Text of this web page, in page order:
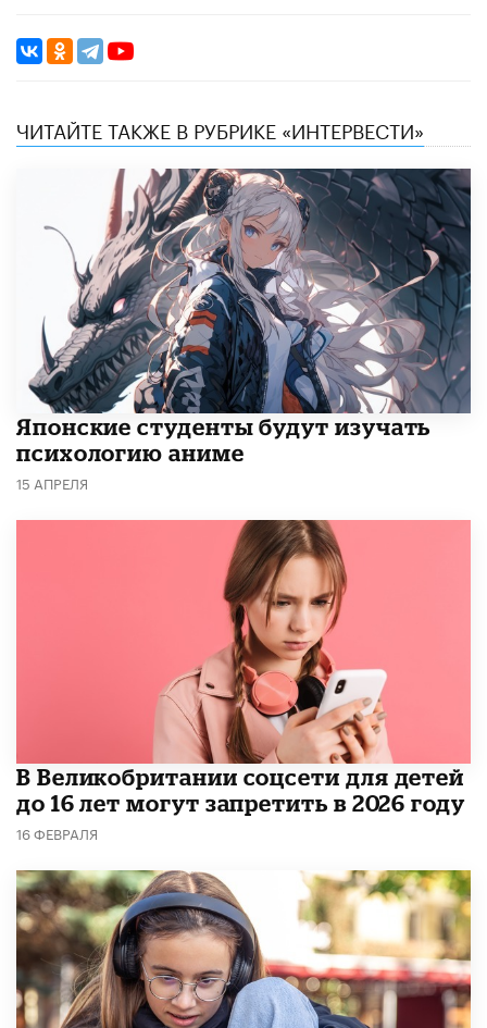
ЧИТАЙТЕ ТАКЖЕ В РУБРИКЕ «ИНТЕРВЕСТИ»
Японские студенты будут изучать
психологию аниме
15 АПРЕЛЯ
В Великобритании соцсети для детей
до 16 лет могут запретить в 2026 году
16 ФЕВРАЛЯ